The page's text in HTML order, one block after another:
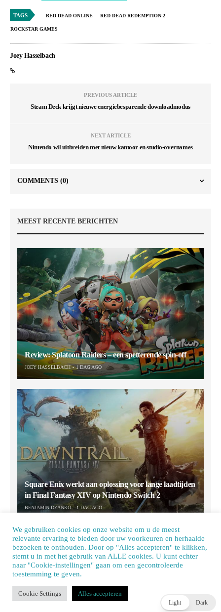
TAGS RED DEAD ONLINE RED DEAD REDEMPTION 2
ROCKSTAR GAMES
Joey Hasselbach
PREVIOUS ARTICLE
Steam Deck krijgt nieuwe energiebesparende downloadmodus
NEXT ARTICLE
Nintendo wil uitbreiden met nieuw kantoor en studio-overnames
COMMENTS (0)
MEEST RECENTE BERICHTEN
Review: Splatoon Raiders – een spetterende spin-off
JOEY HASSELBACH 1 DAG AGO
Square Enix werkt aan oplossing voor lange laadtijden
in Final Fantasy XIV op Nintendo Switch 2
BENJAMIN DZANKO 1 DAG AGO
We gebruiken cookies op onze website om u de meest
relevante ervaring te bieden door uw voorkeuren en herhaalde
bezoeken te onthouden. Door op "Alles accepteren" te klikken,
stemt u in met het gebruik van ALLE cookies. U kunt echter
naar "Cookie-instellingen" gaan om een ​​gecontroleerde
toestemming te geven.
Cookie Settings Alles accepteren
Light Dark
Our site uses cookies. Learn more about our use of cookies:
ACCEPT